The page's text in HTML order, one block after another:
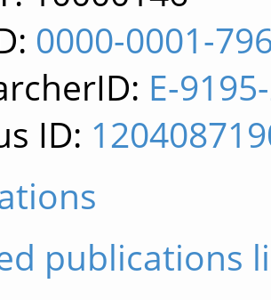
0000-0001-
E-
ID:
publications